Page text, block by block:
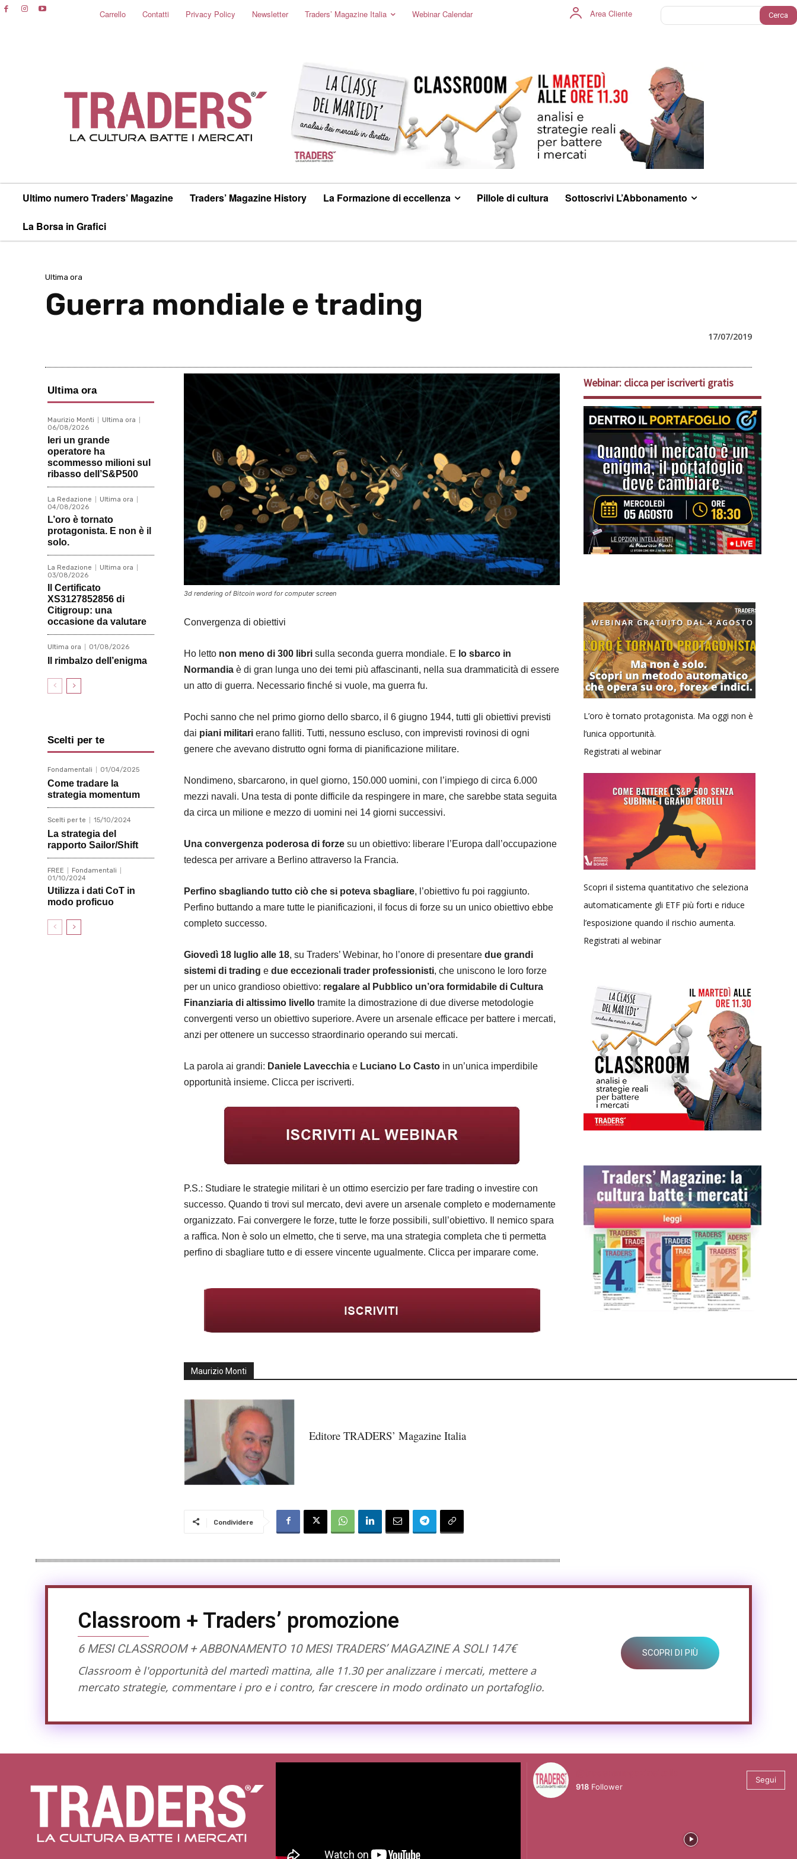
Carrello Contatti Privacy Policy Newsletter Traders’ Magazine Italia Webinar Calendar Area Cliente Cerca
Ultimo numero Traders’ Magazine Traders’ Magazine History La Formazione di eccellenza Pillole di cultura Sottoscrivi L’Abbonamento
La Borsa in Grafici
Ultima ora
Guerra mondiale e trading
17/07/2019
Ultima ora
Maurizio Monti
Ultima ora
06/08/2026
Ieri un grande
operatore ha
scommesso milioni sul
ribasso dell’S&P500
La Redazione
Ultima ora
04/08/2026
L’oro è tornato
protagonista. E non è il
solo.
La Redazione
Ultima ora
03/08/2026
Il Certificato
XS3127852856 di
Citigroup: una
occasione da valutare
Ultima ora 01/08/2026
Il rimbalzo dell’enigma
Scelti per te
Fondamentali 01/04/2025
Come tradare la
strategia momentum
Scelti per te 15/10/2024
La strategia del
rapporto Sailor/Shift
FREE
Fondamentali
01/10/2024
Utilizza i dati CoT in
modo proficuo
3d rendering of Bitcoin word for computer screen
Convergenza di obiettivi
Ho letto non meno di 300 libri sulla seconda guerra mondiale. E lo sbarco in
Normandia è di gran lunga uno dei temi più affascinanti, nella sua drammaticità di essere
un atto di guerra. Necessario finché si vuole, ma guerra fu.
Pochi sanno che nel primo giorno dello sbarco, il 6 giugno 1944, tutti gli obiettivi previsti
dai piani militari erano falliti. Tutti, nessuno escluso, con imprevisti rovinosi di ogni
genere che avevano distrutto ogni forma di pianificazione militare.
Nondimeno, sbarcarono, in quel giorno, 150.000 uomini, con l’impiego di circa 6.000
mezzi navali. Una testa di ponte difficile da respingere in mare, che sarebbe stata seguita
da circa un milione e mezzo di uomini nei 14 giorni successivi.
Una convergenza poderosa di forze su un obiettivo: liberare l’Europa dall’occupazione
tedesca per arrivare a Berlino attraverso la Francia.
Perfino sbagliando tutto ciò che si poteva sbagliare, l’obiettivo fu poi raggiunto.
Perfino buttando a mare tutte le pianificazioni, il focus di forze su un unico obiettivo ebbe
completo successo.
Giovedì 18 luglio alle 18, su Traders’ Webinar, ho l’onore di presentare due grandi
sistemi di trading e due eccezionali trader professionisti, che uniscono le loro forze
per un unico grandioso obiettivo: regalare al Pubblico un’ora formidabile di Cultura
Finanziaria di altissimo livello tramite la dimostrazione di due diverse metodologie
convergenti verso un obiettivo superiore. Avere un arsenale efficace per battere i mercati,
anzi per ottenere un successo straordinario operando sui mercati.
La parola ai grandi: Daniele Lavecchia e Luciano Lo Casto in un’unica imperdibile
opportunità insieme. Clicca per iscriverti.
P.S.: Studiare le strategie militari è un ottimo esercizio per fare trading o investire con
successo. Quando ti trovi sul mercato, devi avere un arsenale completo e modernamente
organizzato. Fai convergere le forze, tutte le forze possibili, sull’obiettivo. Il nemico spara
a raffica. Non è solo un elmetto, che ti serve, ma una strategia completa che ti permetta
perfino di sbagliare tutto e di essere vincente ugualmente. Clicca per imparare come.
Maurizio Monti
Editore TRADERS’ Magazine Italia
Condividere
Webinar: clicca per iscriverti gratis
L’oro è tornato protagonista. Ma oggi non è
l’unica opportunità.
Registrati al webinar
Scopri il sistema quantitativo che seleziona
automaticamente gli ETF più forti e riduce
l’esposizione quando il rischio aumenta.
Registrati al webinar
Classroom + Traders’ promozione
6 MESI CLASSROOM + ABBONAMENTO 10 MESI TRADERS’ MAGAZINE A SOLI 147€
Classroom è l'opportunità del martedì mattina, alle 11.30 per analizzare i mercati, mettere a
mercato strategie, commentare i pro e i contro, far crescere in modo ordinato un portafoglio.
SCOPRI DI PIÙ
918 Follower
Segui